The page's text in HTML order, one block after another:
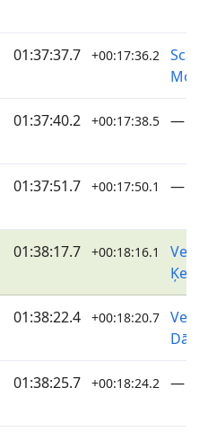
01:37:37.7 +00:17:36.2
01:37:40.2 +00:17:38.5 —
01:37:51.7 +00:17:50.1 —
01:38:17.7 +00:18:16.1
01:38:22.4 +00:18:20.7
01:38:25.7 +00:18:24.2 —